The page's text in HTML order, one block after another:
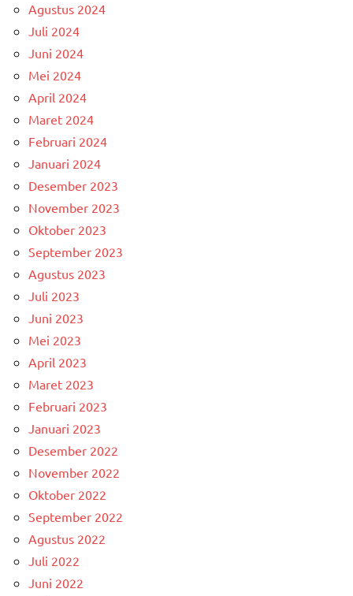
Agustus 2024
Juli 2024
Juni 2024
Mei 2024
April 2024
Maret 2024
Februari 2024
Januari 2024
Desember 2023
November 2023
Oktober 2023
September 2023
Agustus 2023
Juli 2023
Juni 2023
Mei 2023
April 2023
Maret 2023
Februari 2023
Januari 2023
Desember 2022
November 2022
Oktober 2022
September 2022
Agustus 2022
Juli 2022
Juni 2022